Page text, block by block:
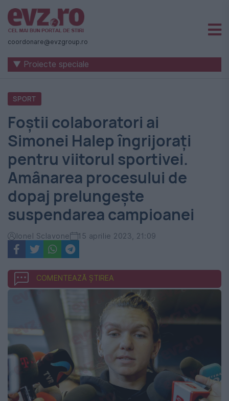
Știri
naționale
internaționale
România
-
Evenimentul
Zilei
coordonare@evzgroup.ro
▼ Proiecte speciale
SPORT
Foștii colaboratori ai
Simonei Halep îngrijorați
pentru viitorul sportivei.
Amânarea procesului de
dopaj prelungește
suspendarea campioanei
Ionel Sclavone 15 aprilie 2023, 21:09
COMENTEAZĂ ȘTIREA